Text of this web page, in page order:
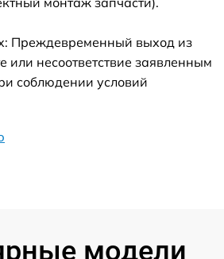
Преждевременный выход из
или несоответствие заявленным
соблюдении условий
модели